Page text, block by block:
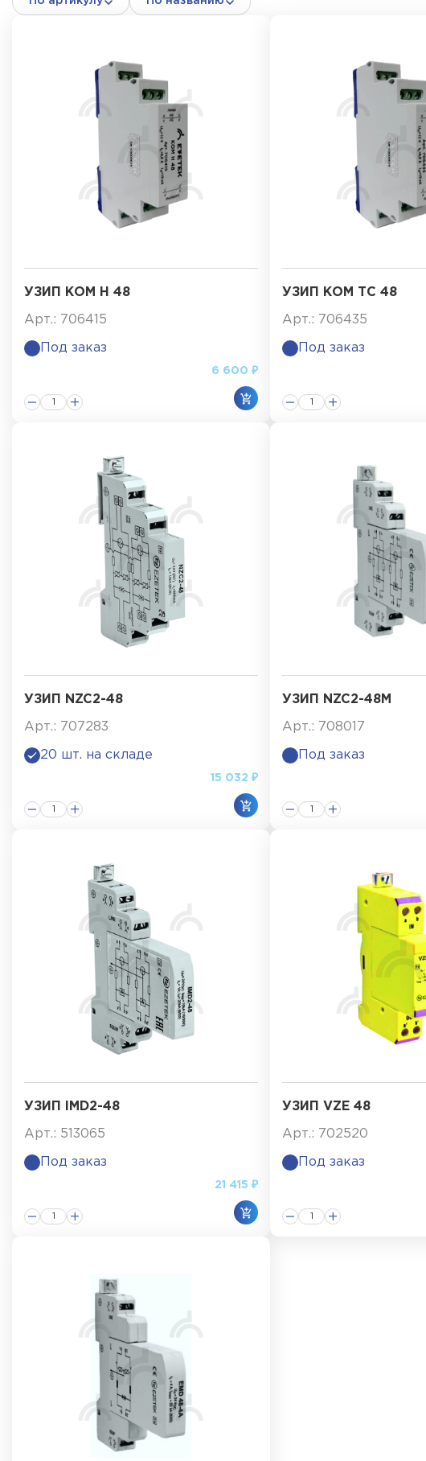
УЗИП КОМ Н 48
Арт.: 706415
Под заказ
6 600 ₽
УЗИП КОМ ТС 48
Арт.: 706435
Под заказ
УЗИП NZC2-48
Арт.: 707283
20 шт. на складе
15 032 ₽
УЗИП NZC2-48M
Арт.: 708017
Под заказ
УЗИП IMD2-48
Арт.: 513065
Под заказ
21 415 ₽
УЗИП VZE 48
Арт.: 702520
Под заказ